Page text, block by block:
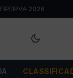
IPVA 2026